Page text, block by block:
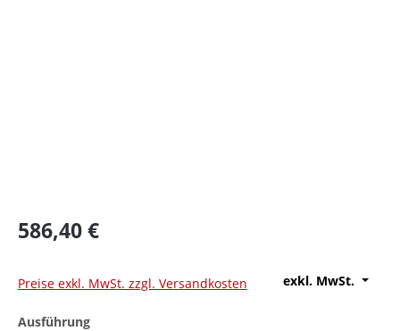
586,40 €
exkl. MwSt.
Preise exkl. MwSt. zzgl. Versandkosten
Ausführungauswählen